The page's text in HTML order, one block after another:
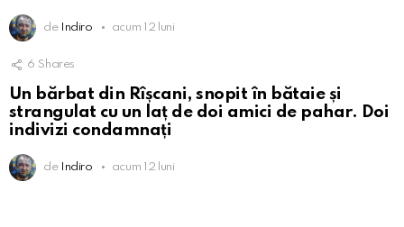
de Indiro acum 12 luni
6 Shares
Un bărbat din Rîșcani, snopit în bătaie și
strangulat cu un laț de doi amici de pahar. Doi
indivizi condamnați
de Indiro acum 12 luni